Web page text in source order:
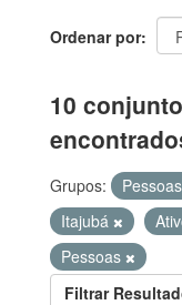
Ordenar por
10
Grupos: Pessoas
Itajubá
Pessoas
Filtrar